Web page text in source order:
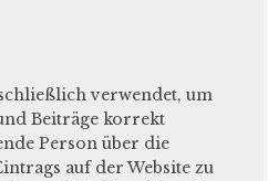
verwendet, um
Beiträge korrekt
Person über die
auf der Website zu